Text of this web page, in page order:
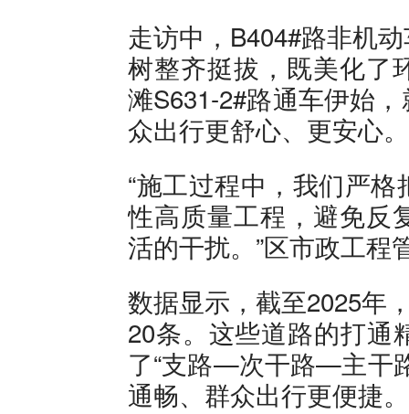
走访中，B404#路非机
树整齐挺拔，既美化了
滩S631-2#路通车伊始
众出行更舒心、更安心。
“施工过程中，我们严
性高质量工程，避免反
活的干扰。”区市政工程
数据显示，截至2025年
20条。这些道路的打通
了“支路—次干路—主干
通畅、群众出行更便捷。